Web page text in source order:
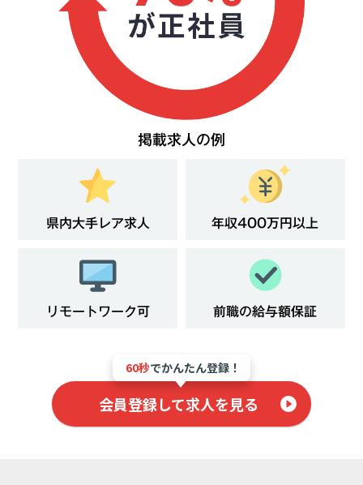
掲載求人の例
県内大手レア求人 年収400万円以上
リモートワーク可 前職の給与額保証
60秒でかんたん登録！
会員登録して求人を見る